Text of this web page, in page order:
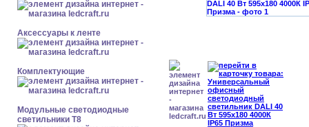
Аксессуары к ленте
Комплектующие
Модульные светодиодные
светильники Т8